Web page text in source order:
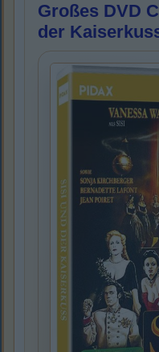
Großes DVD
der